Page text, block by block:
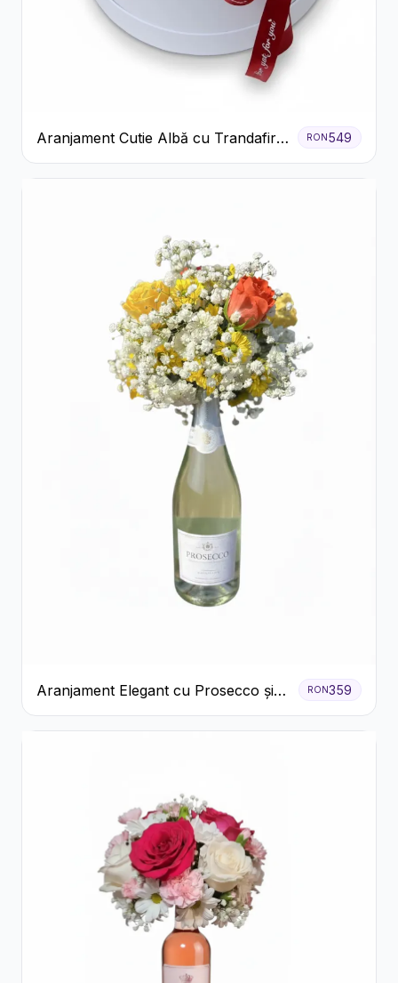
Aranjament Cutie Albă cu Trandafiri
Roșii și Raffaello
RON549
Aranjament Elegant cu Prosecco și
Flori Galbene.
RON359